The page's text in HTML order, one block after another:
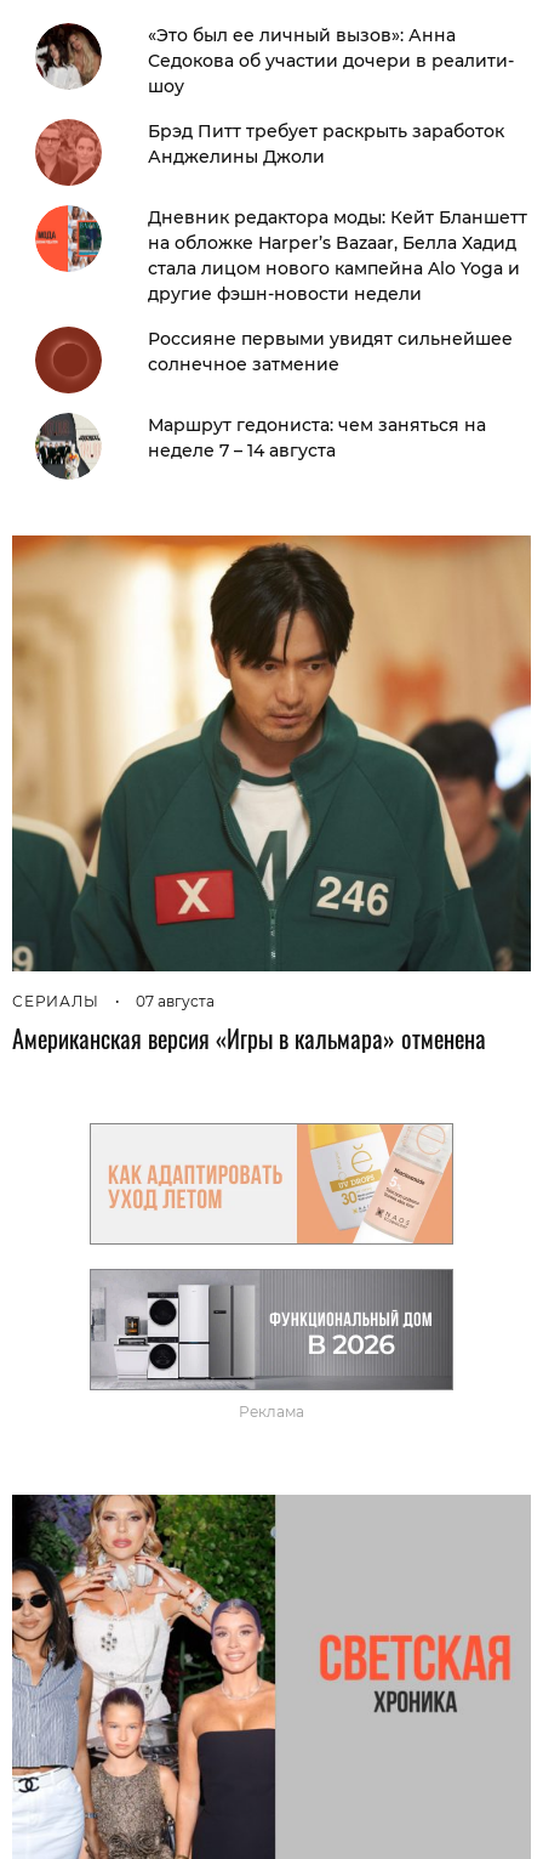
«Это был ее личный вызов»: Анна
Седокова об участии дочери в реалити-
шоу
Брэд Питт требует раскрыть заработок
Анджелины Джоли
Дневник редактора моды: Кейт Бланшетт
на обложке Harper’s Bazaar, Белла Хадид
стала лицом нового кампейна Alo Yoga и
другие фэшн-новости недели
Россияне первыми увидят сильнейшее
солнечное затмение
Маршрут гедониста: чем заняться на
неделе 7 – 14 августа
СЕРИАЛЫ • 07 августа
Американская версия «Игры в кальмара» отменена
Реклама